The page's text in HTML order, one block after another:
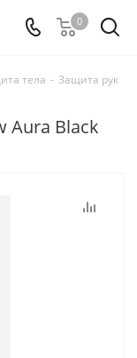
0
тела - Защита рук
Aura Black